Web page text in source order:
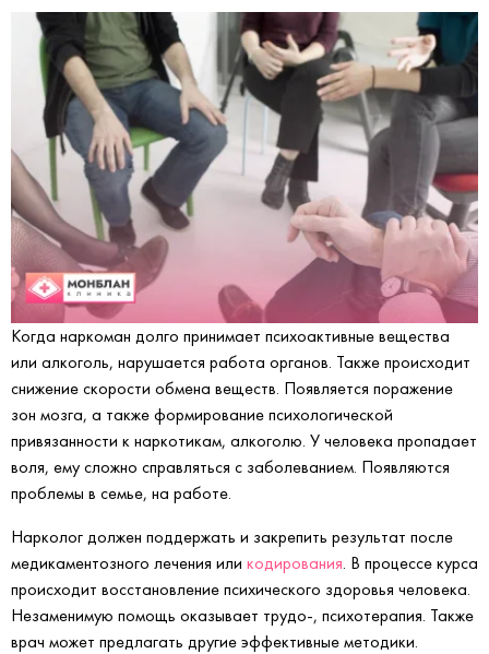
Когда наркоман долго принимает психоактивные вещества
или алкоголь, нарушается работа органов. Также происходит
снижение скорости обмена веществ. Появляется поражение
зон мозга, а также формирование психологической
привязанности к наркотикам, алкоголю. У человека пропадает
воля, ему сложно справляться с заболеванием. Появляются
проблемы в семье, на работе.
Нарколог должен поддержать и закрепить результат после
медикаментозного лечения или кодирования. В процессе курса
происходит восстановление психического здоровья человека.
Незаменимую помощь оказывает трудо-, психотерапия. Также
врач может предлагать другие эффективные методики.